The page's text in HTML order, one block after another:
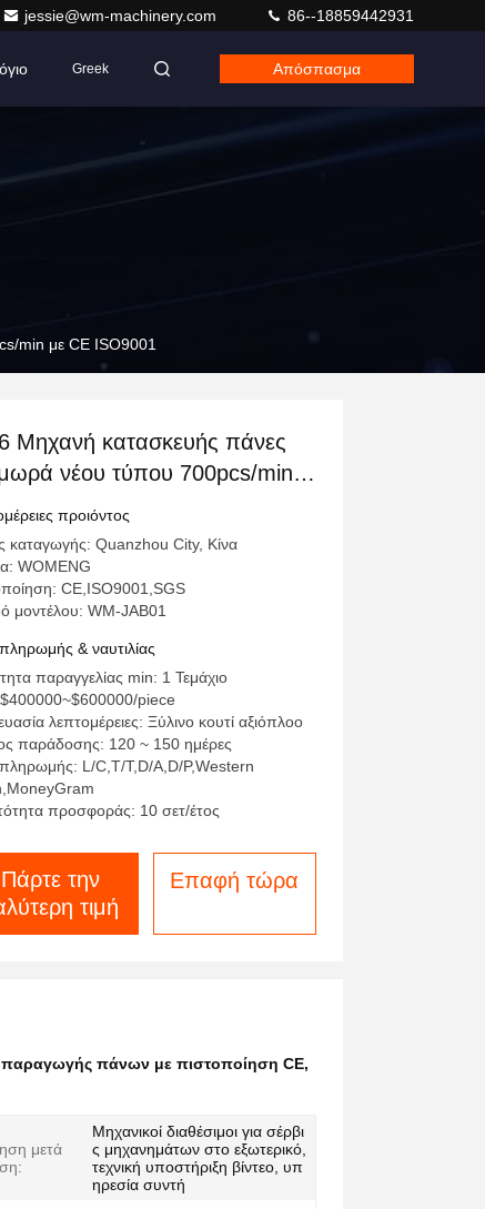
jessie@wm-machinery.com 86--18859442931
Greek Απόσπασμα
min με CE ISO9001
Μηχανή κατασκευής πάνες
νέου τύπου 700pcs/min
ISO9001
προιόντος
καταγωγής: Quanzhou City, Κίνα
WOMENG
CE,ISO9001,SGS
μοντέλου: WM-JAB01
& ναυτιλίας
παραγγελίας min: 1 Τεμάχιο
$400000~$600000/piece
λεπτομέρειες: Ξύλινο κουτί αξιόπλοο
παράδοσης: 120 ~ 150 ημέρες
L/C,T/T,D/A,D/P,Western
προσφοράς: 10 σετ/έτος
Πάρτε την
τιμή
Επαφή τώρα
πάνων με πιστοποίηση CE,
μετά
Μηχανικοί διαθέσιμοι για σέρβι
ς μηχανημάτων στο εξωτερικό,
τεχνική υποστήριξη βίντεο, υπ
ηρεσία συντή